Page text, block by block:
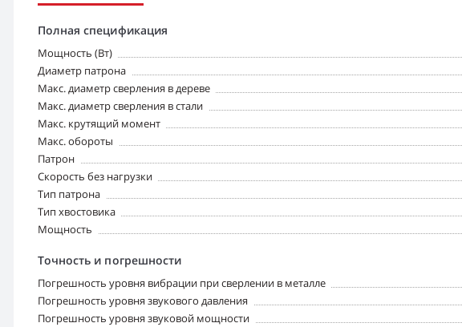
Полная спецификация
Мощность (Вт)
Диаметр патрона
Макс. диаметр сверления в дереве
Макс. диаметр сверления в стали
Макс. крутящий момент
Макс. обороты
Патрон
Скорость без нагрузки
Тип патрона
Тип хвостовика
Мощность
Точность и погрешности
Погрешность уровня вибрации при сверлении в металле
Погрешность уровня звукового давления
Погрешность уровня звуковой мощности